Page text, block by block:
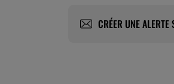
CRÉER UNE ALERTE